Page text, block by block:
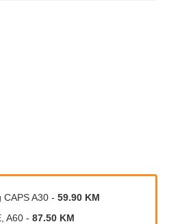
CAPS A30 -59.90 KM
A60 -87.50 KM